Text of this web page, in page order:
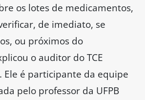
os lotes de medicamentos,
de imediato, se
ou próximos do
o auditor do TCE
Ele é participante da equipe
pelo professor da UFPB